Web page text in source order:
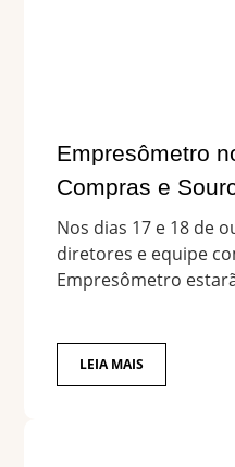
Empresômetro
Compras e
Nos dias 17 e 18 de
diretores e equipe
Empresômetro
LEIA MAIS